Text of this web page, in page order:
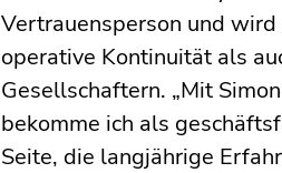
Vertrauensperson und
operative Kontinuität als
Gesellschaftern. „Mit
bekomme ich als
Seite, die langjährige